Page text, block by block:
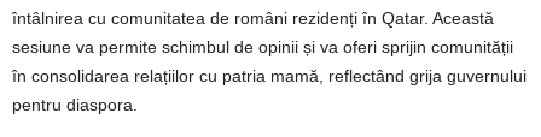
întâlnirea cu comunitatea de români rezidenți în Qatar. Această
sesiune va permite schimbul de opinii și va oferi sprijin comunității
în consolidarea relațiilor cu patria mamă, reflectând grija guvernului
pentru diaspora.